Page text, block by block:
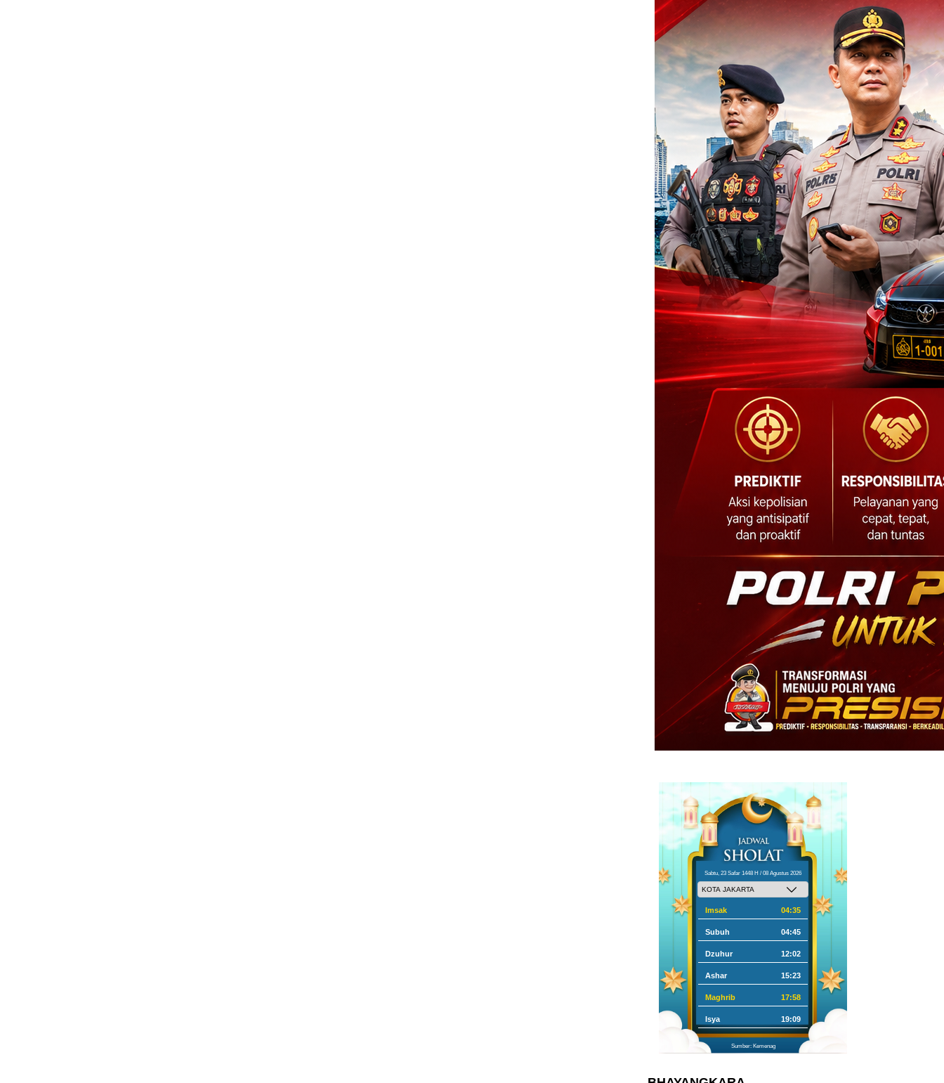
Sabtu, 23 Safar 1448 H / 08 Agustus 2026
Imsak 04:35
Subuh 04:45
Dzuhur 12:02
Ashar 15:23
Maghrib 17:58
Isya 19:09
Sumber: Kemenag